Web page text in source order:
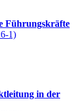
Führungskräfte
1)
in der